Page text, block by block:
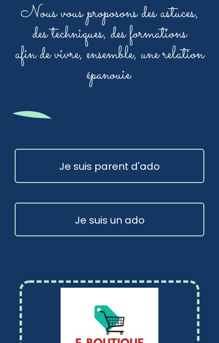
Nous vous proposons des astuces,
des techniques, des formations
afin de vivre, ensemble, une relation
épanouie.
Je suis parent d'ado
Je suis un ado